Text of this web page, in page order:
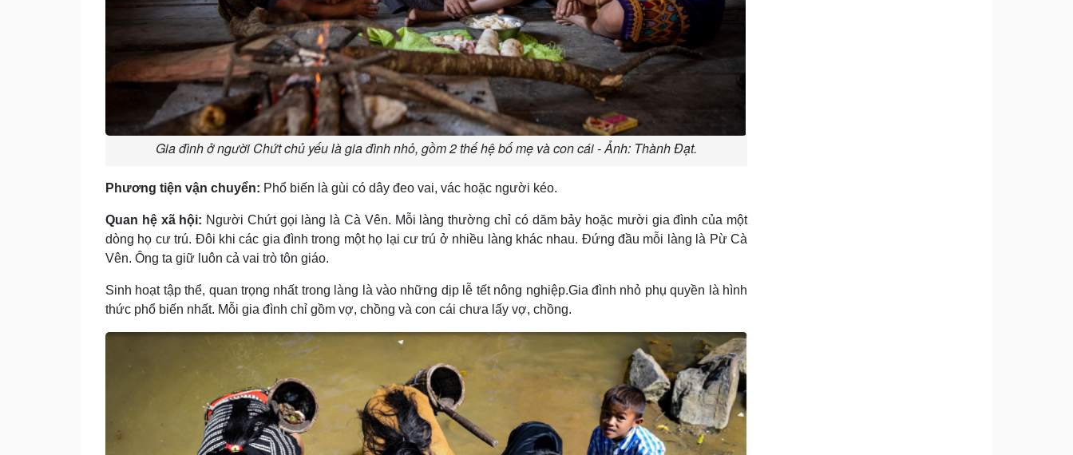
Gia đình ở người Chứt chủ yếu là gia đình nhỏ, gồm 2 thế hệ bố mẹ và con cái - Ảnh: Thành Đạt.
Phương tiện vận chuyển: Phổ biến là gùi có dây đeo vai, vác hoặc người kéo.
Quan hệ xã hội: Người Chứt gọi làng là Cà Vên. Mỗi làng thường chỉ có dăm bảy hoặc mười gia đình của một
dòng họ cư trú. Ðôi khi các gia đình trong một họ lại cư trú ở nhiều làng khác nhau. Ðứng đầu mỗi làng là Pừ Cà
Vên. Ông ta giữ luôn cả vai trò tôn giáo.
Sinh hoạt tập thể, quan trọng nhất trong làng là vào những dịp lễ tết nông nghiệp.Gia đình nhỏ phụ quyền là hình
thức phổ biến nhất. Mỗi gia đình chỉ gồm vợ, chồng và con cái chưa lấy vợ, chồng.